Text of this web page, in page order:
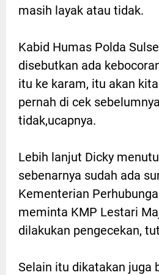
masih layak atau tidak.
Kabid Humas Polda
disebutkan ada
itu ke karam, itu akan
pernah di cek
tidak,ucapnya.
Lebih lanjut Dicky
sebenarnya sudah ada
Kementerian
meminta KMP Lestari
dilakukan pengecekan,
Selain itu dikatakan juga